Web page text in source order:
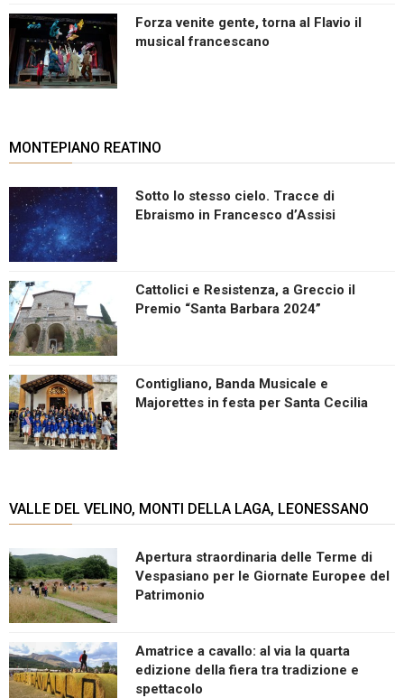
Forza venite gente, torna al Flavio il
musical francescano
MONTEPIANO REATINO
Sotto lo stesso cielo. Tracce di
Ebraismo in Francesco d’Assisi
Cattolici e Resistenza, a Greccio il
Premio “Santa Barbara 2024”
Contigliano, Banda Musicale e
Majorettes in festa per Santa Cecilia
VALLE DEL VELINO, MONTI DELLA LAGA, LEONESSANO
Apertura straordinaria delle Terme di
Vespasiano per le Giornate Europee del
Patrimonio
Amatrice a cavallo: al via la quarta
edizione della fiera tra tradizione e
spettacolo